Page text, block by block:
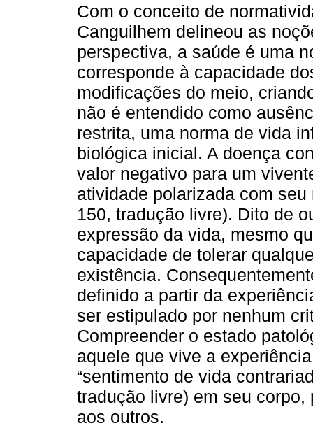
Com o conceito de
Canguilhem delineou as
perspectiva, a saúde é uma
corresponde à capacidade
modificações do meio,
não é entendido como
restrita, uma norma de vida
biológica inicial. A doença
valor negativo para um
atividade polarizada com
150, tradução livre). Dito de
expressão da vida, mesmo
capacidade de tolerar
existência.
definido a partir da
ser estipulado por nenhum
Compreender o estado
aquele que vive a
“sentimento de vida
tradução livre) em seu
aos outros.